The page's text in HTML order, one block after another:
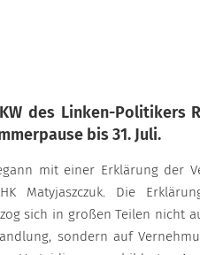
des Linken-Politikers
bis 31. Juli.
mit einer Erklärung der
Matyjaszczuk. Die
sich in großen Teilen nicht
sondern auf